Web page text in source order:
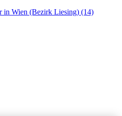
in Wien (Bezirk Liesing) (14)